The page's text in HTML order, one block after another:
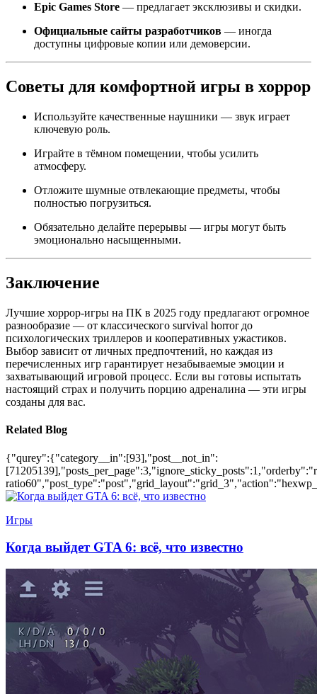
Epic Games Store — предлагает эксклюзивы и скидки.
Официальные сайты разработчиков — иногда
доступны цифровые копии или демоверсии.
Советы для комфортной игры в хоррор
Используйте качественные наушники — звук играет
ключевую роль.
Играйте в тёмном помещении, чтобы усилить
атмосферу.
Отложите шумные отвлекающие предметы, чтобы
полностью погрузиться.
Обязательно делайте перерывы — игры могут быть
эмоционально насыщенными.
Заключение
Лучшие хоррор-игры на ПК в 2025 году предлагают огромное
разнообразие — от классического survival horror до
психологических триллеров и кооперативных ужастиков.
Выбор зависит от личных предпочтений, но каждая из
перечисленных игр гарантирует незабываемые эмоции и
захватывающий игровой процесс. Если вы готовы испытать
настоящий страх и получить порцию адреналина — эти игры
созданы для вас.
Related Blog
{"qurey":{"category__in":[93],"post__not_in":
Игры
Когда выйдет GTA 6: всё, что известно